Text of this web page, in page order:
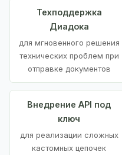
Техподдержка
Диадока
для мгновенного решения
технических проблем при
отправке документов
Внедрение API под
ключ
для реализации сложных
кастомных цепочек